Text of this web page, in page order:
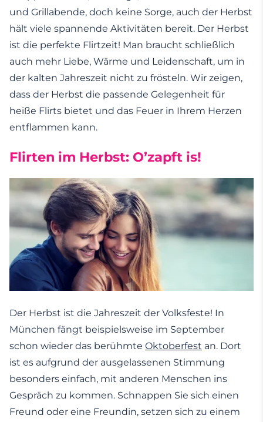
und Grillabende, doch keine Sorge, auch der Herbst
hält viele spannende Aktivitäten bereit. Der Herbst
ist die perfekte Flirtzeit! Man braucht schließlich
auch mehr Liebe, Wärme und Leidenschaft, um in
der kalten Jahreszeit nicht zu frösteln. Wir zeigen,
dass der Herbst die passende Gelegenheit für
heiße Flirts bietet und das Feuer in Ihrem Herzen
entflammen kann.
Flirten im Herbst: O’zapft is!
Der Herbst ist die Jahreszeit der Volksfeste! In
München fängt beispielsweise im September
schon wieder das berühmte Oktoberfest an. Dort
ist es aufgrund der ausgelassenen Stimmung
besonders einfach, mit anderen Menschen ins
Gespräch zu kommen. Schnappen Sie sich einen
Freund oder eine Freundin, setzen sich zu einem